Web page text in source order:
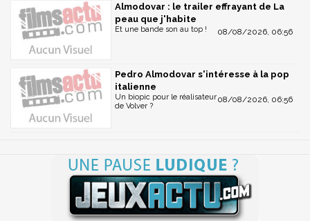
Almodovar : le trailer effrayant de La
peau que j'habite
08/08/2026, 06:56
Et une bande son au top !
Pedro Almodovar s'intéresse à la pop
italienne
08/08/2026, 06:56
Un biopic pour le réalisateur
de Volver ?